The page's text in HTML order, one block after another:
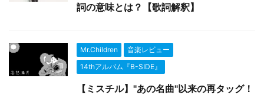
詞の意味とは？【歌詞解釈】
Mr.Children
音楽レビュー
14thアルバム『B-SIDE』
【ミスチル】"あの名曲"以来の再タッグ！